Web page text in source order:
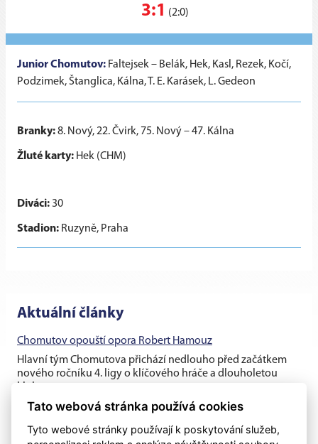
3:1 (2:0)
Junior Chomutov: Faltejsek – Belák, Hek, Kasl, Rezek, Kočí,
Podzimek, Štanglica, Kálna, T. E. Karásek, L. Gedeon
Branky:8. Nový, 22. Čvirk, 75. Nový – 47. Kálna
Žluté karty: Hek (CHM)
Diváci: 30
Stadion: Ruzyně, Praha
Aktuální články
Chomutov opouští opora Robert Hamouz
Hlavní tým Chomutova přichází nedlouho před začátkem
nového ročníku 4. ligy o klíčového hráče a dlouholetou
Chomutovští fotbalisté v posledním přípravném utkání před
Tato webová stránka používá cookies
Tyto webové stránky používají k poskytování služeb,